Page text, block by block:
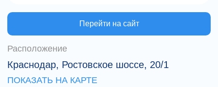
Перейти на сайт
Расположение
Краснодар, Ростовское шоссе, 20/1
ПОКАЗАТЬ НА КАРТЕ